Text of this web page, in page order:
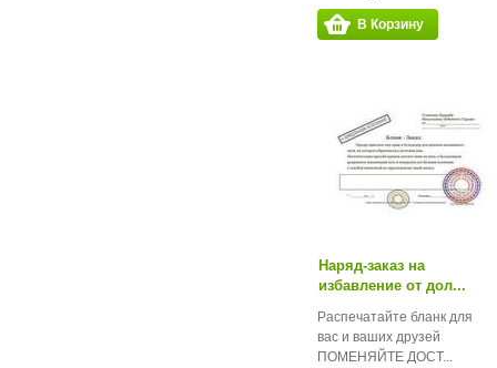
В Корзину
Наряд-заказ на
избавление от дол...
Распечатайте бланк для
вас и ваших друзей
ПОМЕНЯЙТЕ ДОСТ...